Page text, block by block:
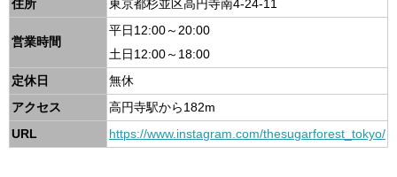
住所 東京都杉並区高円寺南4-24-11
営業時間
平日12:00～20:00
土日12:00～18:00
定休日
無休
アクセス
高円寺駅から182m
URL
https://www.instagram.com/thesugarforest_tokyo/